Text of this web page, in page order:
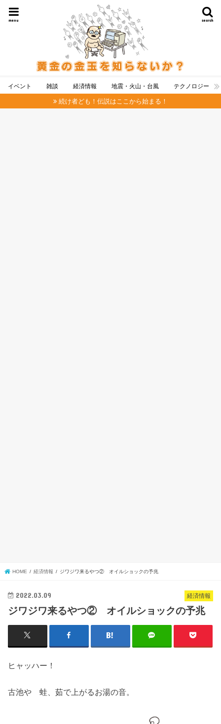
search
menu
イベント 雑談 経済情報 地震・火山・台風 テクノロジー
続け者ども！伝説はここから始まる！
HOME 経済情報 ジワジワ来るやつ② オイルショックの予兆
経済情報
2022.03.09
ジワジワ来るやつ② オイルショックの予兆
ヒャッハー！
古池や 蛙、茹で上がるお湯の音。